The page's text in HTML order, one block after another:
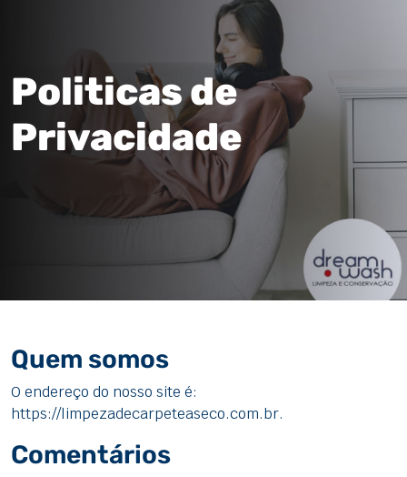
Politicas de
Privacidade
Quem somos
O endereço do nosso site é:
https://limpezadecarpeteaseco.com.br.
Comentários